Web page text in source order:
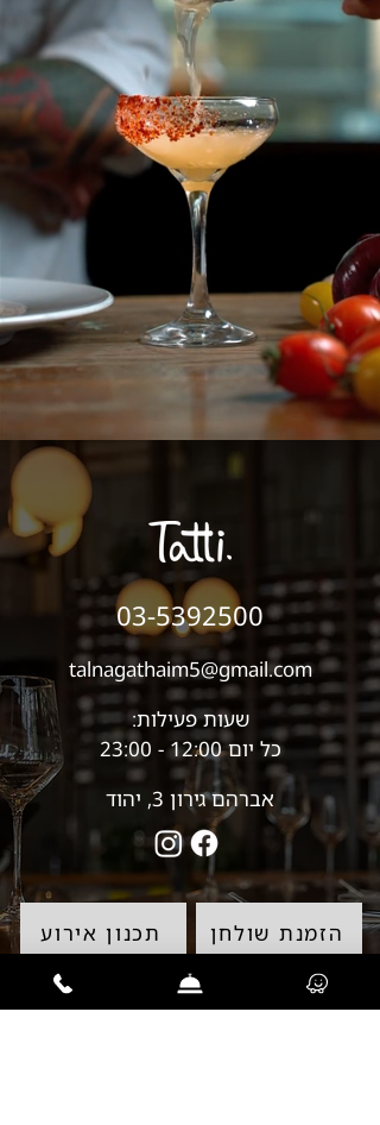
03-5392500
talnagathaim5@gmail.com
שעות פעילות:
כל יום 12:00 - 23:00
אברהם גירון 3, יהוד
תכנון אירוע הזמנת שולחן